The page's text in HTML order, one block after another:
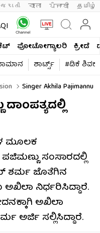
বাংলা ਪੰਜਾਬੀ தமிழ்
ಫೋಟೋಗ್ಯಾಲರಿ ಕ್ರೀಡೆ
ಶಾರ್ಟ್ಸ್​
#ಡಿಕೆ
Singer Akhila Pajimannu
ಮೂಲಕ
ಸಂಸಾರದಲ್ಲಿ
ಶರ್ಮ ಜೊತೆಗಿನ
ಅಖಿಲಾ ನಿರ್ಧರಿಸಿದ್ದಾರೆ.
ಅಖಿಲಾ
ಅರ್ಜಿ ಸಲ್ಲಿಸಿದ್ದಾರೆ.